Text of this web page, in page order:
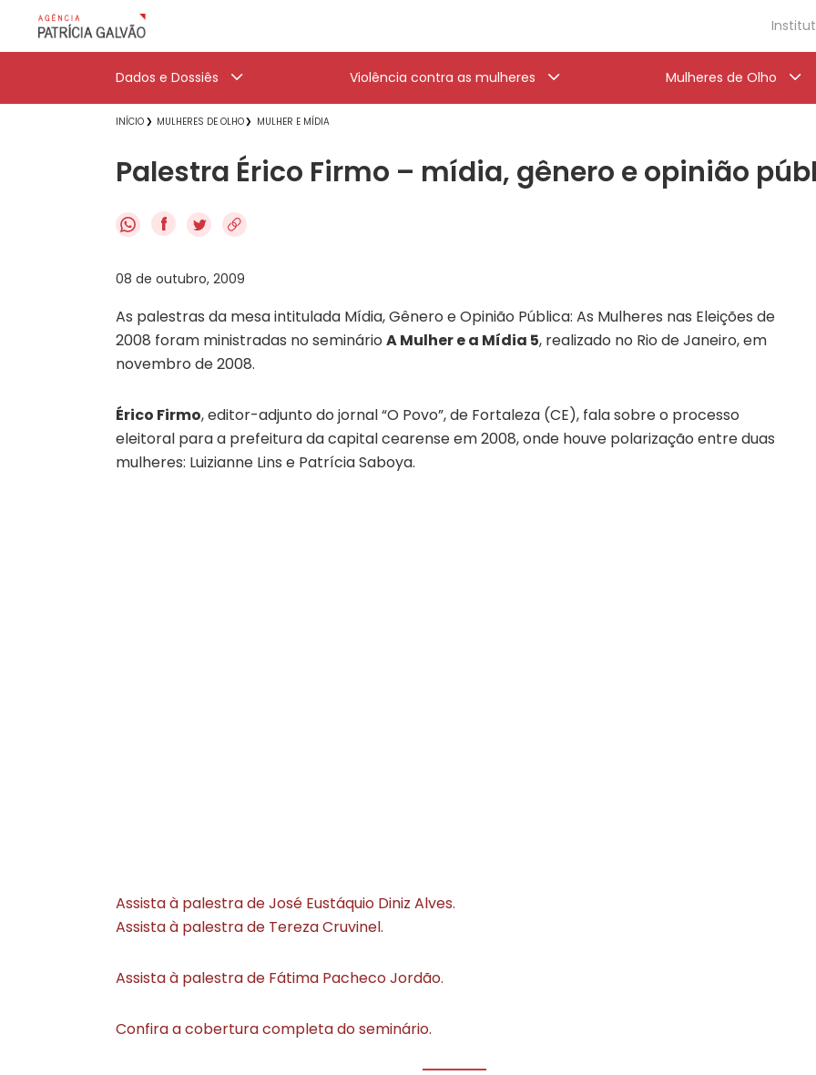
Dados e Dossiês Violência contra as mulheres Mulheres de Olho
INÍCIO MULHERES DE OLHO MULHER E MÍDIA
Palestra Érico Firmo – mídia, gênero e opinião
f
08 de outubro, 2009
As palestras da mesa intitulada Mídia, Gênero e Opinião Pública: As Mulheres nas Eleições de
2008 foram ministradas no seminário A Mulher e a Mídia 5, realizado no Rio de Janeiro, em
novembro de 2008.
Érico Firmo, editor-adjunto do jornal “O Povo”, de Fortaleza (CE), fala sobre o processo
eleitoral para a prefeitura da capital cearense em 2008, onde houve polarização entre duas
mulheres: Luizianne Lins e Patrícia Saboya.
Assista à palestra de José Eustáquio Diniz Alves.
Assista à palestra de Tereza Cruvinel.
Assista à palestra de Fátima Pacheco Jordão.
Confira a cobertura completa do seminário.